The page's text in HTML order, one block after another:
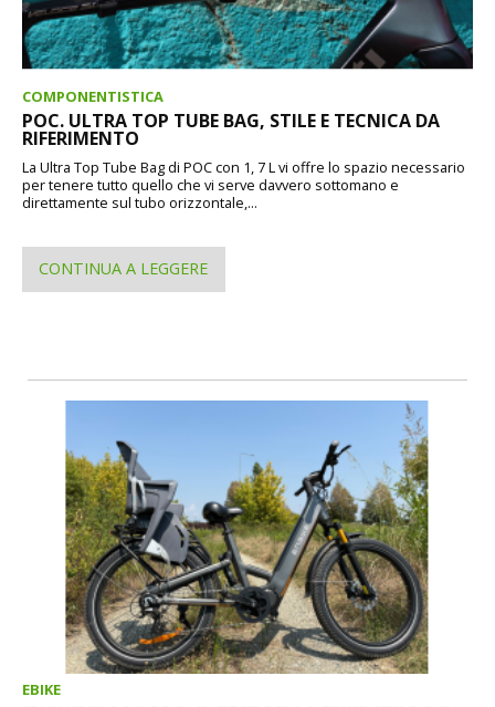
COMPONENTISTICA
POC. ULTRA TOP TUBE BAG, STILE E TECNICA DA
RIFERIMENTO
La Ultra Top Tube Bag di POC con 1, 7 L vi offre lo spazio necessario
per tenere tutto quello che vi serve davvero sottomano e
direttamente sul tubo orizzontale,...
CONTINUA A LEGGERE
EBIKE